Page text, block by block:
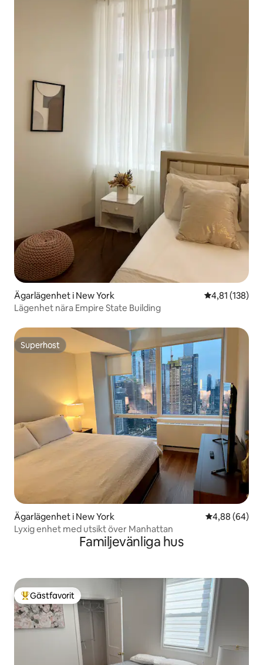
Ägarlägenhet i New York 4,81 av 5 i
4,81 (138)
Lägenhet nära Empire State Building
Superhost
Superhost
Ägarlägenhet i New York 4,88 av 5 i
4,88 (64)
Lyxig enhet med utsikt över Manhattan
Familjevänliga hus
Populär gästfavorit
Gästfavorit